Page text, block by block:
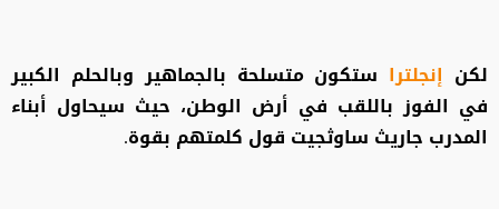
لكن إنجلترا ستكون متسلحة بالجماهير وبالحلم الكبير
في الفوز باللقب في أرض الوطن، حيث سيحاول أبناء
المدرب جاريث ساوثجيت قول كلمتهم بقوة.